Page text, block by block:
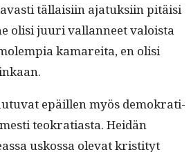
täl­laisi­in ajatuk­si­in pitäisi
olisi juuri val­lan­neet val­oista
kamare­i­ta, en olisi
epäillen myös demokra­ti­
teokra­ti­as­ta. Hei­dän
uskos­sa ole­vat kris­ti­tyt